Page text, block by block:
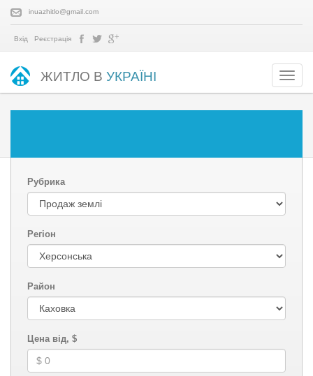
inuazhitlo@gmail.com
Вхід Реєстрація
ЖИТЛО В УКРАЇНІ
Рубрика
Регіон
Район
Цена від, $